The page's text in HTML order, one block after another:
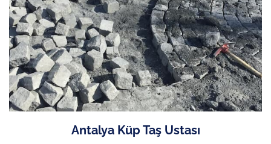
Antalya Küp Taş Ustası